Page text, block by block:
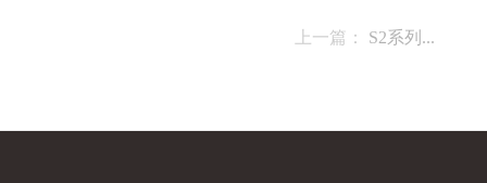
上一篇： S2系列...